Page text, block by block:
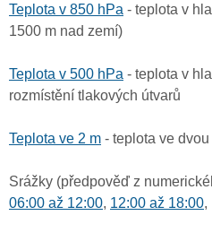
Teplota v 850 hPa - teplota v
1500 m nad zemí)
Teplota v 500 hPa - teplota v
rozmístění tlakových útvarů
Teplota ve 2 m - teplota ve
Srážky (předpověď z
06:00 až 12:00, 12:00 až 18:00,